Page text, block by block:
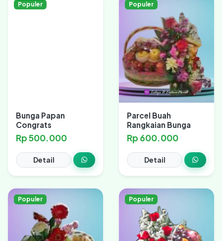
Populer
Bunga Papan
Congrats
Rp 500.000
Detail
Populer
Parcel Buah
Rangkaian Bunga
Rp 600.000
Detail
Populer Populer